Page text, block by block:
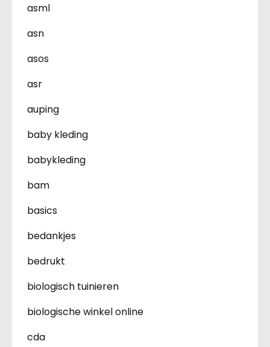
asml
asn
asos
asr
auping
baby kleding
babykleding
bam
basics
bedankjes
bedrukt
biologisch tuinieren
biologische winkel online
cda